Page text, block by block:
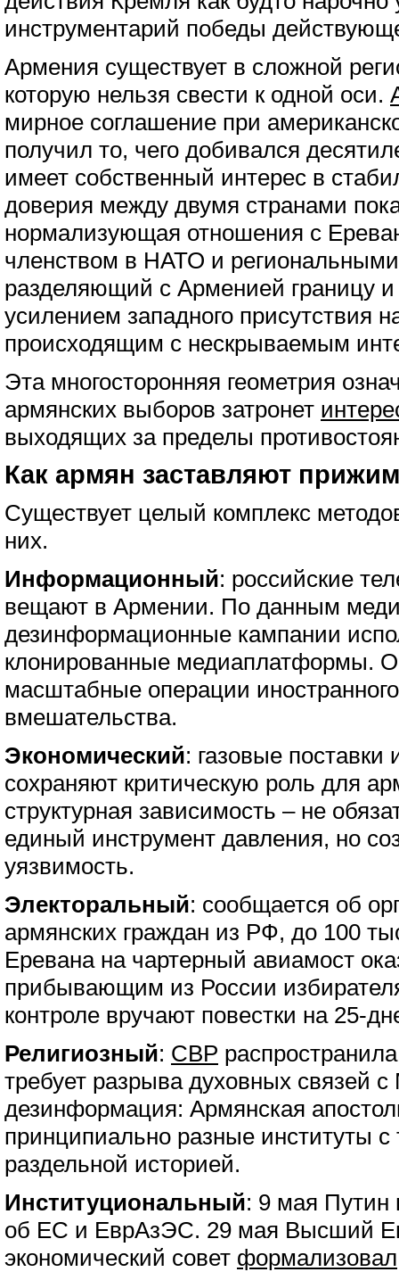
инструментарий победы
Армения существует в сложной
которую нельзя свести к одной оси.
мирное соглашение при
получил то, чего добивался
имеет собственный интерес в
доверия между двумя странами
нормализующая отношения с
членством в НАТО и
разделяющий с Арменией границу
усилением западного присутствия
происходящим с нескрываемым
Эта многосторонняя геометрия
армянских выборов затронет
выходящих за пределы
Как армян заставляют
Существует целый комплекс
них.
Информационный: российские
вещают в Армении. По данным
дезинформационные кампании
клонированные медиаплатформы.
масштабные операции
вмешательства.
Экономический: газовые поставки
сохраняют критическую роль для
структурная зависимость – не
единый инструмент давления, но
уязвимость.
Электоральный: сообщается об
армянских граждан из РФ, до 100
Еревана на чартерный авиамост
прибывающим из России
контроле вручают повестки на 25-
Религиозный: СВР
требует разрыва духовных связей
дезинформация: Армянская
принципиально разные институты с
раздельной историей.
Институциональный: 9 мая
об ЕС и ЕврАзЭС. 29 мая Высший
экономический совет формализовал